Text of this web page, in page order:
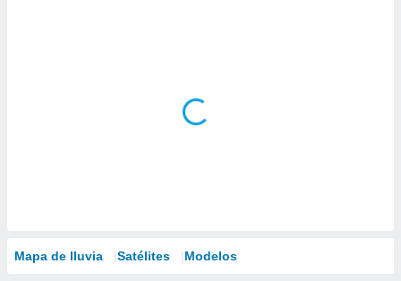
Mapa de lluvia Satélites Modelos